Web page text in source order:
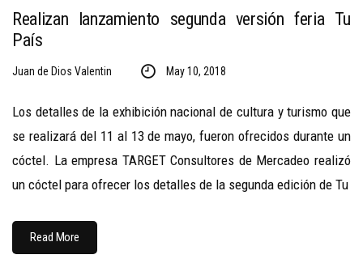
Realizan lanzamiento segunda versión feria Tu
País
Juan de Dios Valentin May 10, 2018
Los detalles de la exhibición nacional de cultura y turismo que
se realizará del 11 al 13 de mayo, fueron ofrecidos durante un
cóctel. La empresa TARGET Consultores de Mercadeo realizó
un cóctel para ofrecer los detalles de la segunda edición de Tu
Read More